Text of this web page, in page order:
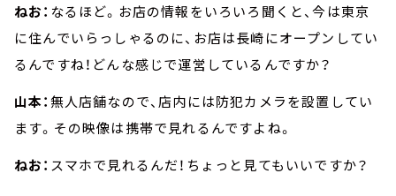
ねお： なるほど。お店の情報をいろいろ聞くと、今は東京
に住んでいらっしゃるのに、お店は長崎にオープンしてい
るんですね！どんな感じで運営しているんですか？
山本：無人店舗なので、店内には防犯カメラを設置してい
ます。その映像は携帯で見れるんですよね。
ねお： スマホで見れるんだ！ちょっと見てもいいですか？